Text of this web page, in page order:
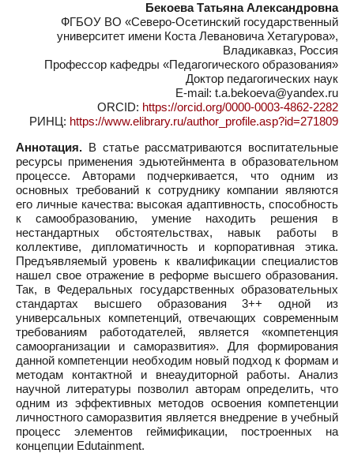
Бекоева Татьяна Александровна
ФГБОУ ВО «Северо-Осетинский государственный
университет имени Коста Левановича Хетагурова»,
Владикавказ, Россия
Профессор кафедры «Педагогического образования»
Доктор педагогических наук
E-mail: t.a.bekoeva@yandex.ru
ORCID: https://orcid.org/0000-0003-4862-2282
РИНЦ: https://www.elibrary.ru/author_profile.asp?id=271809
Аннотация. В статье рассматриваются воспитательные
ресурсы применения эдьютейнмента в образовательном
процессе. Авторами подчеркивается, что одним из
основных требований к сотруднику компании являются
его личные качества: высокая адаптивность, способность
к самообразованию, умение находить решения в
нестандартных обстоятельствах, навык работы в
коллективе, дипломатичность и корпоративная этика.
Предъявляемый уровень к квалификации специалистов
нашел свое отражение в реформе высшего образования.
Так, в Федеральных государственных образовательных
стандартах высшего образования 3++ одной из
универсальных компетенций, отвечающих современным
требованиям работодателей, является «компетенция
самоорганизации и саморазвития». Для формирования
данной компетенции необходим новый подход к формам и
методам контактной и внеаудиторной работы. Анализ
научной литературы позволил авторам определить, что
одним из эффективных методов освоения компетенции
личностного саморазвития является внедрение в учебный
процесс элементов геймификации, построенных на
концепции Edutainment.